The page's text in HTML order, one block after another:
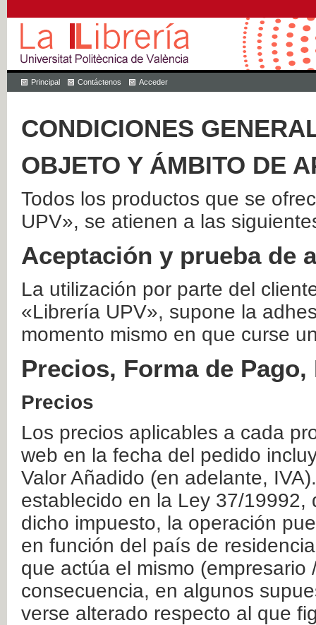
Principal Contáctenos Acceder
CONDICIONES
OBJETO Y ÁMBITO DE
Todos los productos que se
UPV», se atienen a las
Aceptación y prueba de
La utilización por parte del
«Librería UPV», supone la
momento mismo en que curse
Precios, Forma de
Precios
Los precios aplicables a cada
web en la fecha del pedido
Valor Añadido (en adelante,
establecido en la Ley 37/
dicho impuesto, la operación
en función del país de
que actúa el mismo
consecuencia, en algunos
verse alterado respecto al que